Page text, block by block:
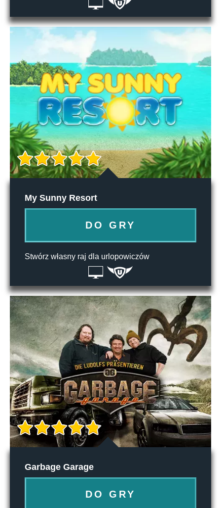
My Sunny Resort
DO GRY
Stwórz własny raj dla urlopowiczów
Garbage Garage
DO GRY